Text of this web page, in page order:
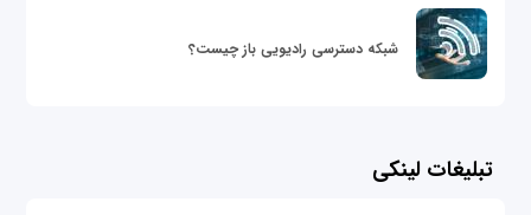
شبکه دسترسی رادیویی باز چیست؟
تبلیغات لینکی